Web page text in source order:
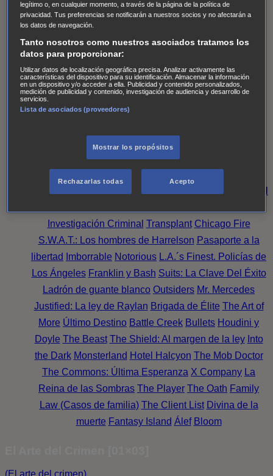
The Killing Kind Intersecciones DOC Bite Club
Chicago Fire
de personas desaparecidas Mad Dogs La Sustituta
Ladrón de guante blanco
AXN Masters of Sex Three PinesAccused CarterAlice
Nevers Crossing Lines Einstein Sobrenatural Cómo
defender a un asesino
Reckoning: Ajuste de Cuentas
Wild Bill Mentes Criminales
Investigación Criminal Transplant Chicago Fire
S.W.A.T.: Los hombres de Harrelson Pasaporte a la
libertad
Imborrable Notorious L.A.´s Finest. Policías de
Los Ángeles Franklin y Bash Suits: La Clave Del Éxito
Ladrón de guante blanco Outsiders Mr. Mercedes
Justified: La ley de Raylan Brigada de Élite The Art of
More Último Destino Battle Creek Bullets Houdini y
Doyle The Beast The Shield: Al margen de la ley Into
the Dark Monsterland Hotel Halcyon The Mob Doctor
The Commons: Última Esperanza X Company La
Reina de las Sombras The Player The Oath Family
Law (Casos de familia) The Client List Divina de la
muerte Fantasy Island Álef Bloom
legítimo o, en cualquier momento, a través de la página de la política de
privacidad. Tus preferencias se notificarán a nuestros socios y no afectarán a
los datos de navegación.
Tanto nosotros como nuestros asociados tratamos los
datos para proporcionar:
Utilizar datos de localización geográfica precisa. Analizar activamente las
características del dispositivo para su identificación. Almacenar la información
en un dispositivo y/o acceder a ella. Publicidad y contenido personalizados,
medición de publicidad y contenido, investigación de audiencia y desarrollo de
servicios.
Lista de asociados (proveedores)
Mostrar los propósitos
Rechazarlas todas Acepto